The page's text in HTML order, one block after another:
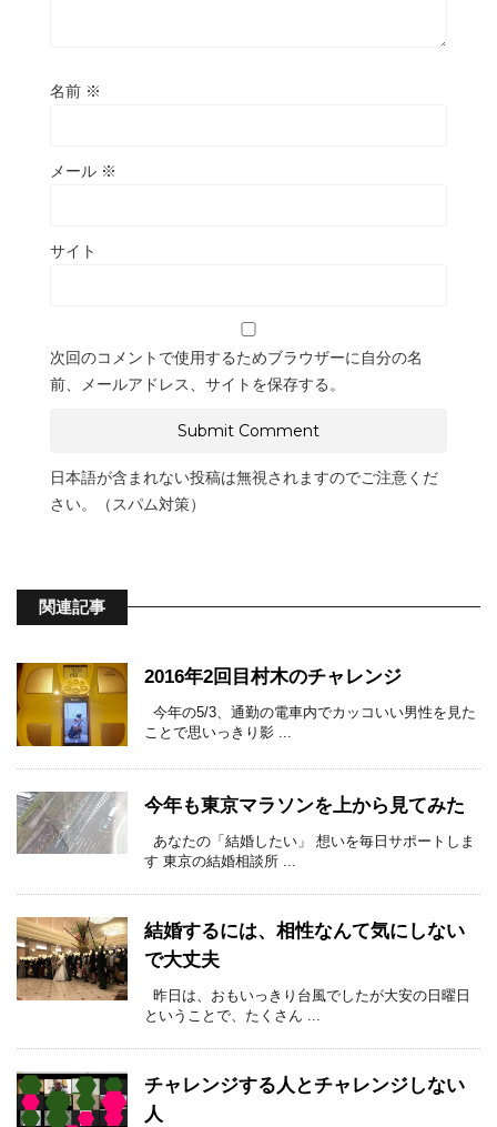
名前 ※
メール ※
サイト
次回のコメントで使用するためブラウザーに自分の名
前、メールアドレス、サイトを保存する。
日本語が含まれない投稿は無視されますのでご注意くだ
さい。（スパム対策）
関連記事
2016年2回目村木のチャレンジ
今年の5/3、通勤の電車内でカッコいい男性を見た
ことで思いっきり影 ...
今年も東京マラソンを上から見てみた
あなたの「結婚したい」 想いを毎日サポートしま
す 東京の結婚相談所 ...
結婚するには、相性なんて気にしない
で大丈夫
昨日は、おもいっきり台風でしたが大安の日曜日
ということで、たくさん ...
チャレンジする人とチャレンジしない
人